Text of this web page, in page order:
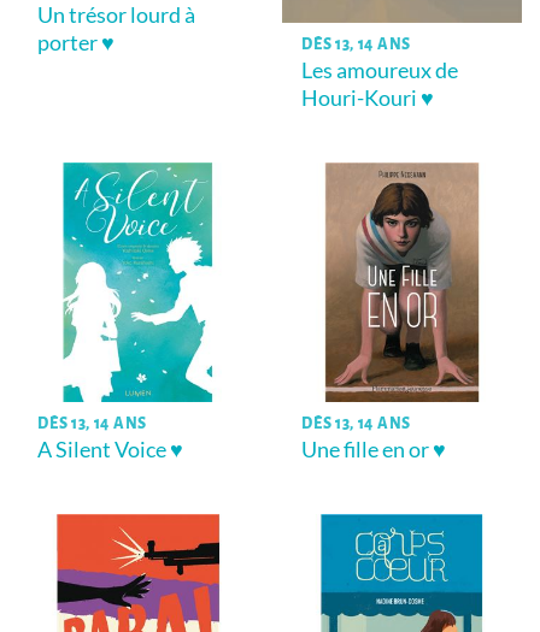
Un trésor lourd à
porter ♥
DÈS 13, 14 ANS
Les amoureux de
Houri-Kouri ♥
DÈS 13, 14 ANS
A Silent Voice ♥
DÈS 13, 14 ANS
Une fille en or ♥